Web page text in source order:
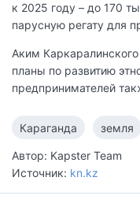
к 2025 году – до 170
парусную регату для
Аким
планы по развитию
предпринимателей
Караганда земля
Автор: Kapster Team
Источник: kn.kz